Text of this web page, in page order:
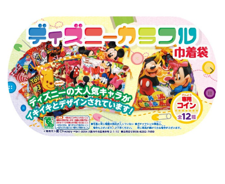
カプセルトイマシン本体
カプセルトイ
販促用空カプセル
レンタル